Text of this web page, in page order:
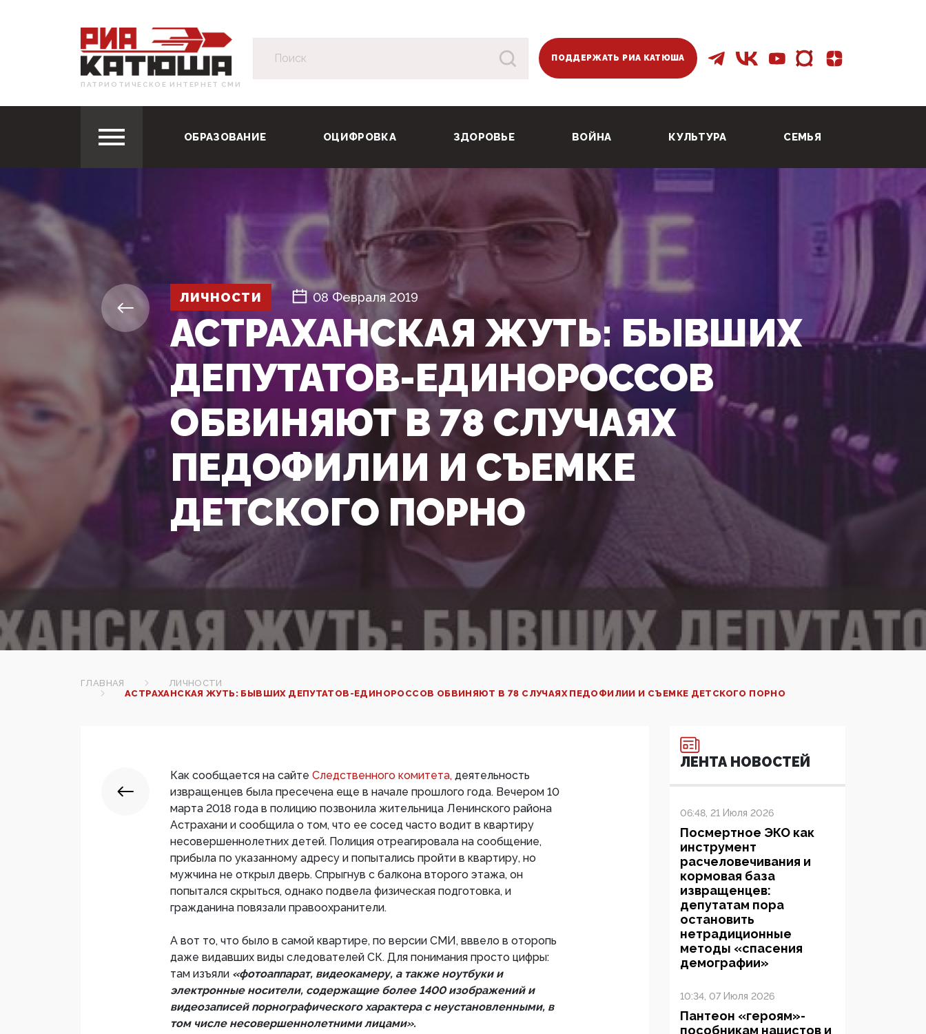
ПАТРИОТИЧЕСКОЕ ИНТЕРНЕТ СМИ
ПОДДЕРЖАТЬ РИА КАТЮША
ОБРАЗОВАНИЕ ОЦИФРОВКА ЗДОРОВЬЕ ВОЙНА КУЛЬТУРА СЕМЬЯ
ЛИЧНОСТИ 08 Февраля 2019
АСТРАХАНСКАЯ ЖУТЬ: БЫВШИХ
ДЕПУТАТОВ-ЕДИНОРОССОВ
ОБВИНЯЮТ В 78 СЛУЧАЯХ
ПЕДОФИЛИИ И СЪЕМКЕ
ДЕТСКОГО ПОРНО
ГЛАВНАЯ
ЛИЧНОСТИ
АСТРАХАНСКАЯ ЖУТЬ: БЫВШИХ ДЕПУТАТОВ-ЕДИНОРОССОВ ОБВИНЯЮТ В 78 СЛУЧАЯХ ПЕДОФИЛИИ И СЪЕМКЕ ДЕТСКОГО ПОРНО
Как сообщается на сайте Следственного комитета, деятельность
извращенцев была пресечена еще в начале прошлого года. Вечером 10
марта 2018 года в полицию позвонила жительница Ленинского района
Астрахани и сообщила о том, что ее сосед часто водит в квартиру
несовершеннолетних детей. Полиция отреагировала на сообщение,
прибыла по указанному адресу и попытались пройти в квартиру, но
мужчина не открыл дверь. Спрыгнув с балкона второго этажа, он
попытался скрыться, однако подвела физическая подготовка, и
гражданина повязали правоохранители.
А вот то, что было в самой квартире, по версии СМИ, вввело в оторопь
даже видавших виды следователей СК. Для понимания просто цифры:
там изъяли «фотоаппарат, видеокамеру, а также ноутбуки и
электронные носители, содержащие более 1400 изображений и
видеозаписей порнографического характера с неустановленными, в
том числе несовершеннолетними лицами».
ЛЕНТА НОВОСТЕЙ
06:48, 21 Июля 2026
Посмертное ЭКО как
инструмент
расчеловечивания и
кормовая база
извращенцев:
депутатам пора
остановить
нетрадиционные
методы «спасения
демографии»
10:34, 07 Июля 2026
Пантеон «героям»-
пособникам нацистов и